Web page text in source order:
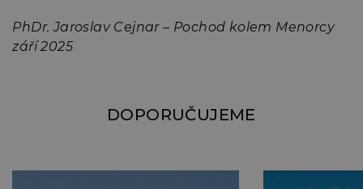
potvrdili všichni účastnici Pochodu kolem
Menorcy, starala se o nás nad rámec svých
ostrova. Patří jí za vše veliký dík.
PhDr. Jaroslav Cejnar – Pochod kolem Menorcy
září 2025
DOPORUČUJEME